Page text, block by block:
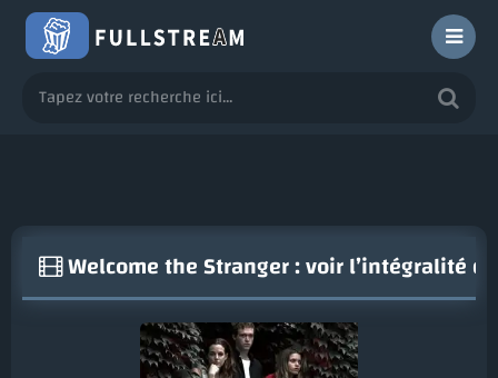
Welcome the Stranger : voir l’intégralité